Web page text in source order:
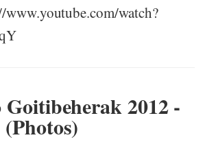
watch?
2012 -